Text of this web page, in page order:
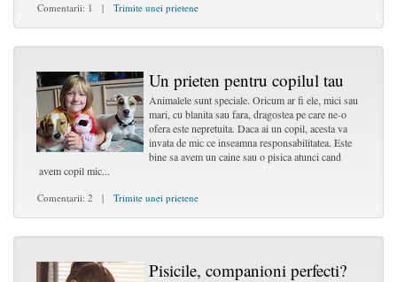
Comentarii: 1 | Trimite unei prietene
Un prieten pentru copilul tau
Animalele sunt speciale. Oricum ar fi ele, mici sau
mari, cu blanita sau fara, dragostea pe care ne-o
ofera este nepretuita. Daca ai un copil, acesta va
invata de mic ce inseamna responsabilitatea. Este
bine sa avem un caine sau o pisica atunci cand
avem copil mic...
Comentarii: 2 | Trimite unei prietene
Pisicile, companioni perfecti?